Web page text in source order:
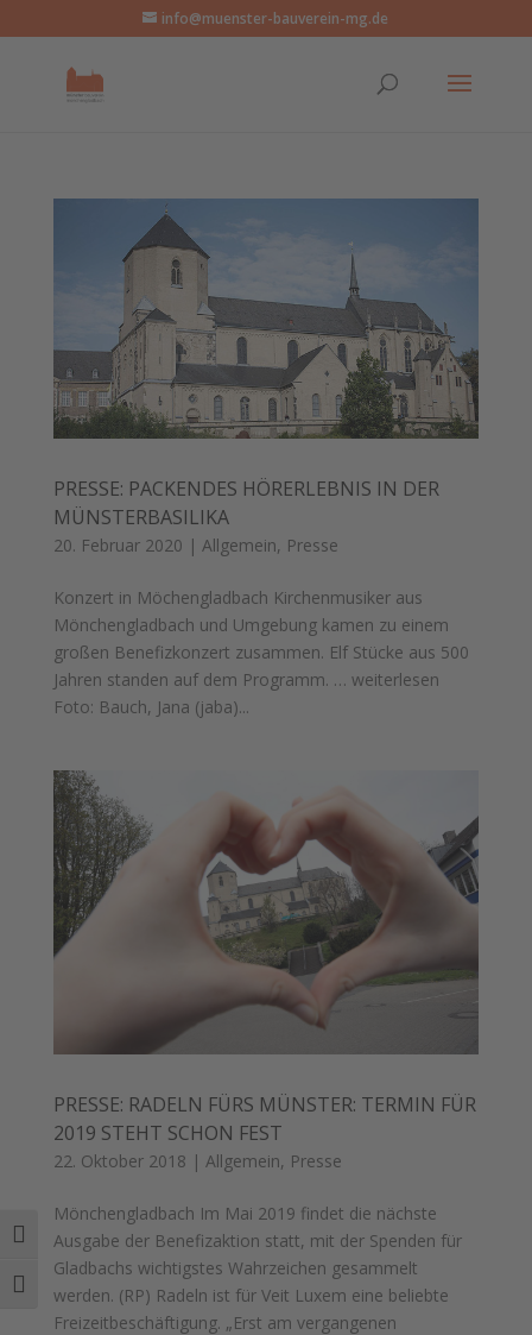
Umschalten auf hohe Kontraste
Schrift vergrößern
info@muenster-bauverein-mg.de
PRESSE: PACKENDES HÖRERLEBNIS IN DER
MÜNSTERBASILIKA
20. Februar 2020 | Allgemein, Presse
Konzert in Möchengladbach Kirchenmusiker aus
Mönchengladbach und Umgebung kamen zu einem
großen Benefizkonzert zusammen. Elf Stücke aus 500
Jahren standen auf dem Programm. … weiterlesen
Foto: Bauch, Jana (jaba)...
PRESSE: RADELN FÜRS MÜNSTER: TERMIN FÜR
2019 STEHT SCHON FEST
22. Oktober 2018 | Allgemein, Presse
Mönchengladbach Im Mai 2019 findet die nächste
Ausgabe der Benefizaktion statt, mit der Spenden für
Gladbachs wichtigstes Wahrzeichen gesammelt
werden. (RP) Radeln ist für Veit Luxem eine beliebte
Freizeitbeschäftigung. „Erst am vergangenen